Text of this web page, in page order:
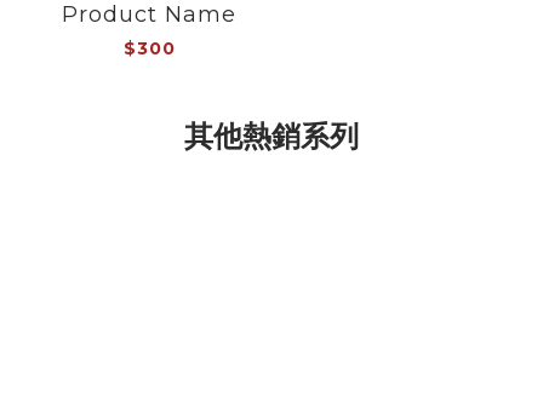
Product Name
$300
其他熱銷系列